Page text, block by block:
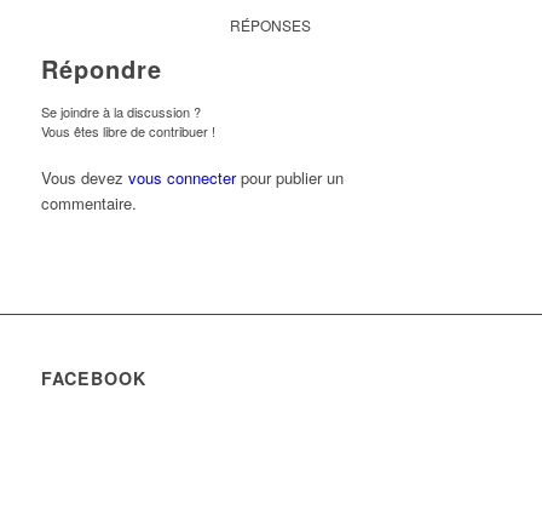
RÉPONSES
Répondre
Se joindre à la discussion ?
Vous êtes libre de contribuer !
Vous devez vous connecterpour publier un
commentaire.
FACEBOOK